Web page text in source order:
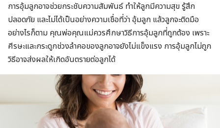
การอุ้มลูกอาจช่วยกระชับความสัมพันธ์ ทำให้ลูกมีความสุข รู้สึก
ปลอดภัย และไม่ได้เป็นอย่างความเชื่อที่ว่า อุ้มลูก แล้วลูกจะติดมือ
อย่างไรก็ตาม คุณพ่อคุณแม่ควรศึกษาวิธีการอุ้มลูกที่ถูกต้อง เพราะ
ศีรษะและกระดูกช่วงลำคอของลูกอาจยังไม่แข็งแรง การอุ้มลูกไม่ถูก
วิธีอาจส่งผลให้เกิดอันตรายต่อลูกได้